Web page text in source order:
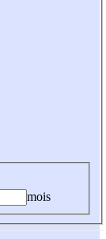
mois